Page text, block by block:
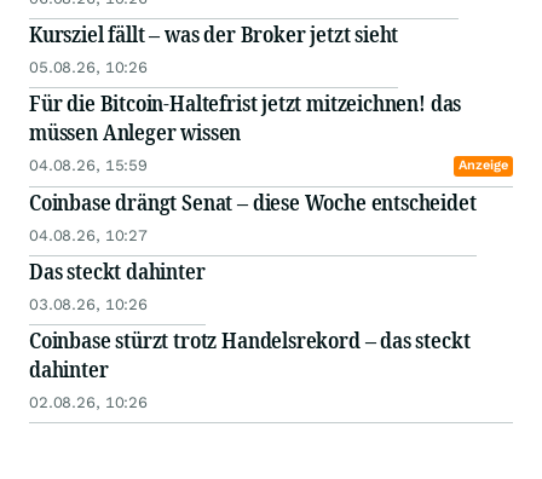
Kursziel fällt – was der Broker jetzt sieht
05.08.26, 10:26
Für die Bitcoin-Haltefrist jetzt mitzeichnen! das
müssen Anleger wissen
04.08.26, 15:59 Anzeige
Coinbase drängt Senat – diese Woche entscheidet
04.08.26, 10:27
Das steckt dahinter
03.08.26, 10:26
Coinbase stürzt trotz Handelsrekord – das steckt
dahinter
02.08.26, 10:26